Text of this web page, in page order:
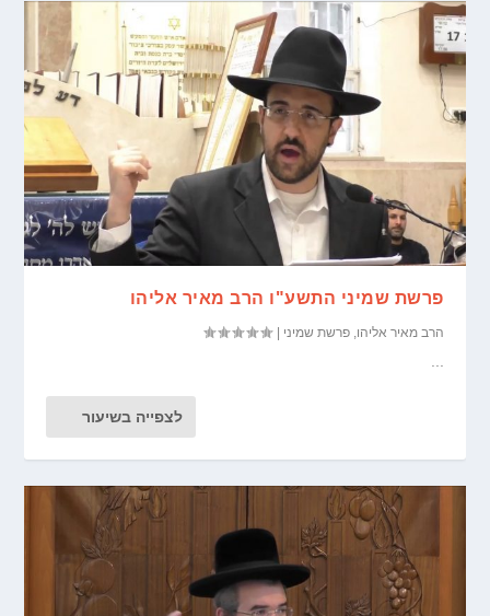
פרשת שמיני התשע"ו הרב מאיר אליהו
הרב מאיר אליהו,פרשת שמיני |
לצפייה בשיעור